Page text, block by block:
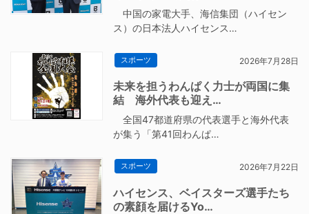
中国の家電大手、海信集団（ハイセン
ス）の日本法人ハイセンス…
スポーツ 2026年7月28日
未来を担うわんぱく力士が両国に集
結 海外代表も迎え…
全国47都道府県の代表選手と海外代表
が集う「第41回わんぱ…
スポーツ 2026年7月22日
ハイセンス、ベイスターズ選手たち
の素顔を届けるYo…